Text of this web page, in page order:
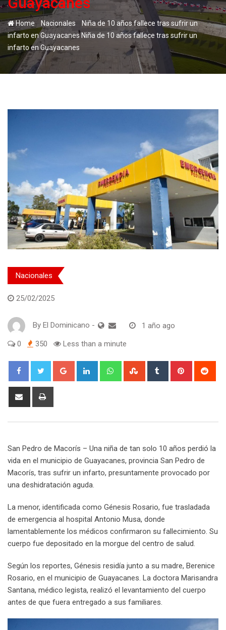
Home- Nacionales
Niña de 10 años fallece tras sufrir un
infarto en Guayacanes Niña de 10 años fallece tras sufrir un
infarto en Guayacanes
Nacionales
25/02/2025
By El Dominicano - 1 año ago
0 350 Less than a minute
Google+ LinkedIn WhatsappStumbleUpon
Tumblr Pinterest
Share
San Pedro de Macorís – Una niña de tan solo 10 años perdió la
vida en el municipio de Guayacanes, provincia San Pedro de
Macorís, tras sufrir un infarto, presuntamente provocado por
una deshidratación aguda.
La menor, identificada como Génesis Rosario, fue trasladada
de emergencia al hospital Antonio Musa, donde
lamentablemente los médicos confirmaron su fallecimiento. Su
cuerpo fue depositado en la morgue del centro de salud.
Según los reportes, Génesis residía junto a su madre, Berenice
Rosario, en el municipio de Guayacanes. La doctora Marisandra
Santana, médico legista, realizó el levantamiento del cuerpo
antes de que fuera entregado a sus familiares.